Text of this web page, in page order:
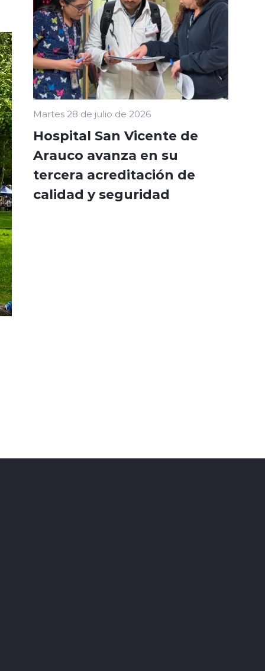
Martes 28 de julio de 2026
Hospital San Vicente de
Arauco avanza en su
tercera acreditación de
calidad y seguridad